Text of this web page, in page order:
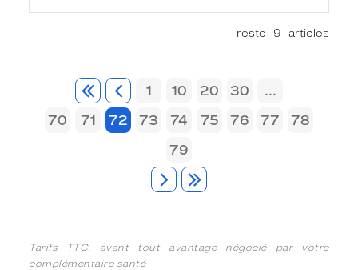
reste 191 articles
1 10 20 30
...
70
71 72 73 74 75 76 77
78
79
Tarifs TTC, avant tout avantage négocié par votre
complémentaire santé